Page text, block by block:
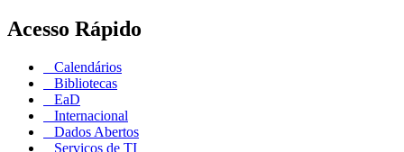
Acesso Rápido
Calendários
Bibliotecas
EaD
Internacional
Dados Abertos
Serviços de TI